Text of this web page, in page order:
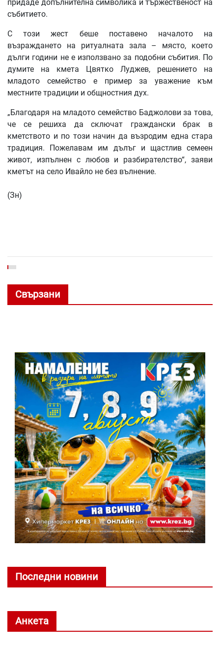
придаде допълнителна символика и тържественост на
събитието.
С този жест беше поставено началото на
възраждането на ритуалната зала – място, което
дълги години не е използвано за подобни събития. По
думите на кмета Цвятко Луджев, решението на
младото семейство е пример за уважение към
местните традиции и общностния дух.
„Благодаря на младото семейство Баджолови за това,
че се решиха да сключат граждански брак в
кметството и по този начин да възродим една стара
традиция. Пожелавам им дълъг и щастлив семеен
живот, изпълнен с любов и разбирателство“, заяви
кметът на село Ивайло не без вълнение.
(Зн)
Свързани
Последни новини
Анкета